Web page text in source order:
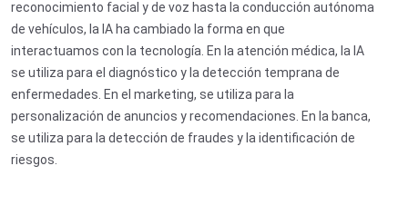
reconocimiento facial y de voz hasta la conducción autónoma
de vehículos, la IA ha cambiado la forma en que
interactuamos con la tecnología. En la atención médica, la IA
se utiliza para el diagnóstico y la detección temprana de
enfermedades. En el marketing, se utiliza para la
personalización de anuncios y recomendaciones. En la banca,
se utiliza para la detección de fraudes y la identificación de
riesgos.